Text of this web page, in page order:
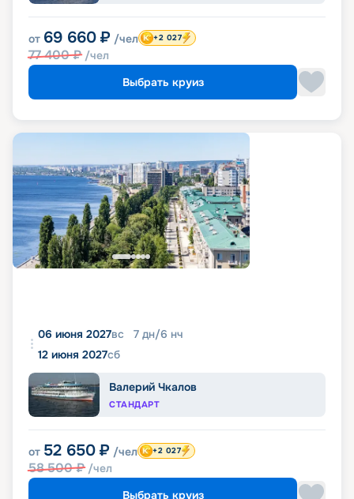
от 69 660 ₽ /чел
77 400₽ /чел
+2 027
Выбрать круиз
06 июня 2027вс 7 дн/6 нч
12 июня 2027сб
Валерий Чкалов
СТАНДАРТ
от 52 650 ₽ /чел
58 500₽ /чел
+2 027
Выбрать круиз